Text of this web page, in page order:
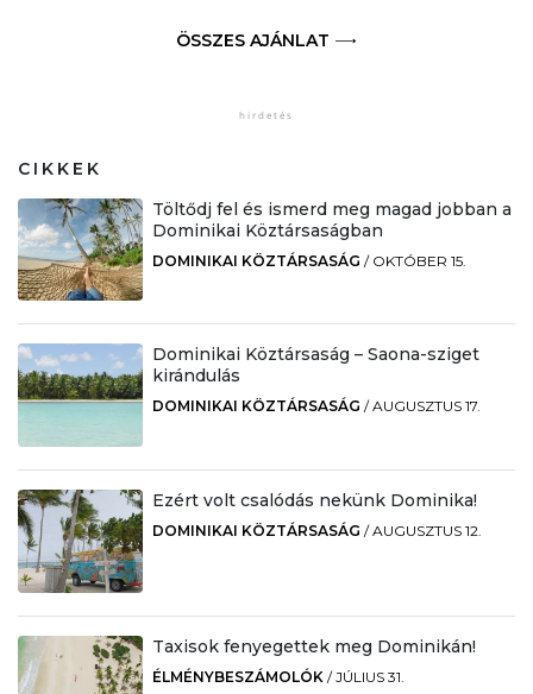
ÖSSZES AJÁNLAT
CIKKEK
Töltődj fel és ismerd meg magad jobban a
Dominikai Köztársaságban
DOMINIKAI KÖZTÁRSASÁG / OKTÓBER 15.
Dominikai Köztársaság – Saona-sziget
kirándulás
DOMINIKAI KÖZTÁRSASÁG /AUGUSZTUS 17.
Ezért volt csalódás nekünk Dominika!
DOMINIKAI KÖZTÁRSASÁG /AUGUSZTUS 12.
Taxisok fenyegettek meg Dominikán!
ÉLMÉNYBESZÁMOLÓK /JÚLIUS 31.